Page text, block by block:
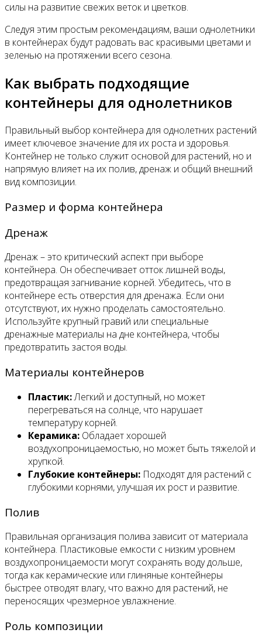
силы на развитие свежих веток и цветков.
Следуя этим простым рекомендациям, ваши однолетники
в контейнерах будут радовать вас красивыми цветами и
зеленью на протяжении всего сезона.
Как выбрать подходящие
контейнеры для однолетников
Правильный выбор контейнера для однолетних растений
имеет ключевое значение для их роста и здоровья.
Контейнер не только служит основой для растений, но и
напрямую влияет на их полив, дренаж и общий внешний
вид композиции.
Размер и форма контейнера
Дренаж
Дренаж – это критический аспект при выборе
контейнера. Он обеспечивает отток лишней воды,
предотвращая загнивание корней. Убедитесь, что в
контейнере есть отверстия для дренажа. Если они
отсутствуют, их нужно проделать самостоятельно.
Используйте крупный гравий или специальные
дренажные материалы на дне контейнера, чтобы
предотвратить застоя воды.
Материалы контейнеров
Пластик:Легкий и доступный, но может
перегреваться на солнце, что нарушает
температуру корней.
Керамика: Обладает хорошей
воздухопроницаемостью, но может быть тяжелой и
хрупкой.
Глубокие контейнеры: Подходят для растений с
глубокими корнями, улучшая их рост и развитие.
Полив
Правильная организация полива зависит от материала
контейнера. Пластиковые емкости с низким уровнем
воздухопроницаемости могут сохранять воду дольше,
тогда как керамические или глиняные контейнеры
быстрее отводят влагу, что важно для растений, не
переносящих чрезмерное увлажнение.
Роль композиции